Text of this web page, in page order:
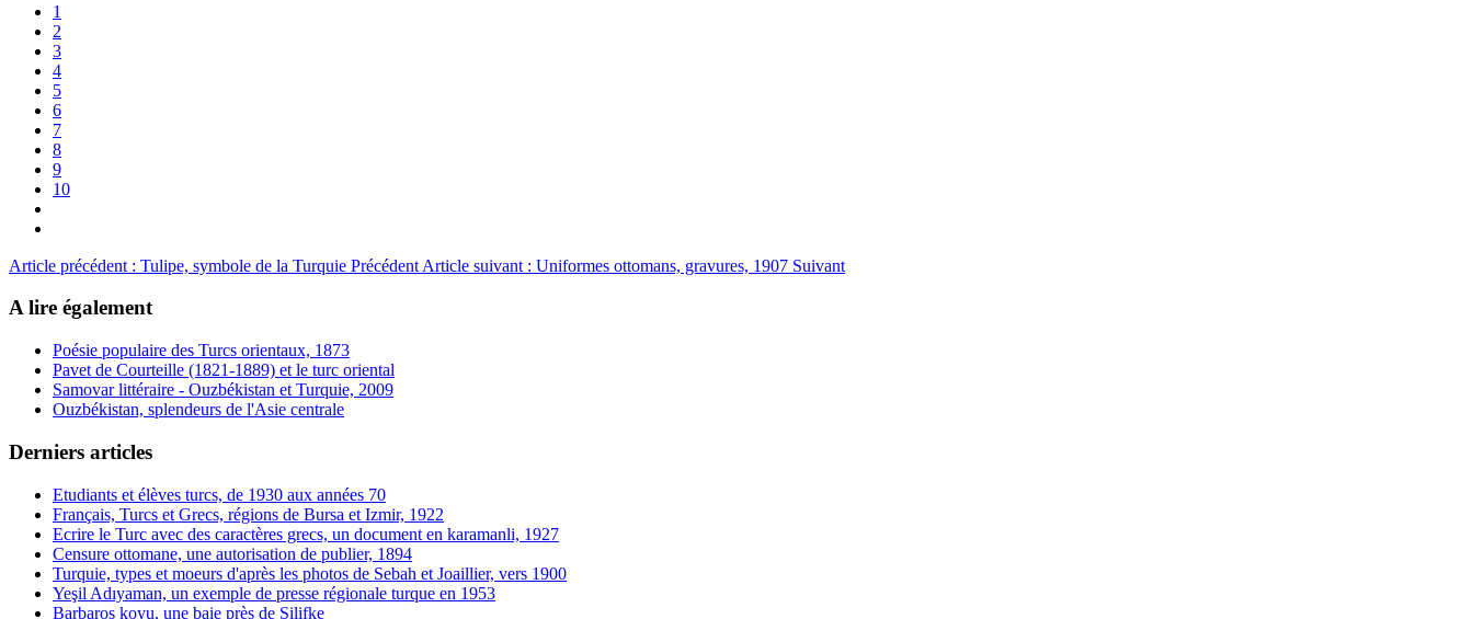
1
2
3
4
5
6
7
8
9
10
Article précédent : Tulipe, symbole de la Turquie Précédent Article suivant : Uniformes ottomans, gravures, 1907 Suivant
A lire également
Poésie populaire des Turcs orientaux, 1873
Pavet de Courteille (1821-1889) et le turc oriental
Samovar littéraire - Ouzbékistan et Turquie, 2009
Ouzbékistan, splendeurs de l'Asie centrale
Derniers articles
Etudiants et élèves turcs, de 1930 aux années 70
Français, Turcs et Grecs, régions de Bursa et Izmir, 1922
Ecrire le Turc avec des caractères grecs, un document en karamanli, 1927
Censure ottomane, une autorisation de publier, 1894
Turquie, types et moeurs d'après les photos de Sebah et Joaillier, vers 1900
Yeşil Adıyaman, un exemple de presse régionale turque en 1953
Barbaros koyu, une baie près de Silifke